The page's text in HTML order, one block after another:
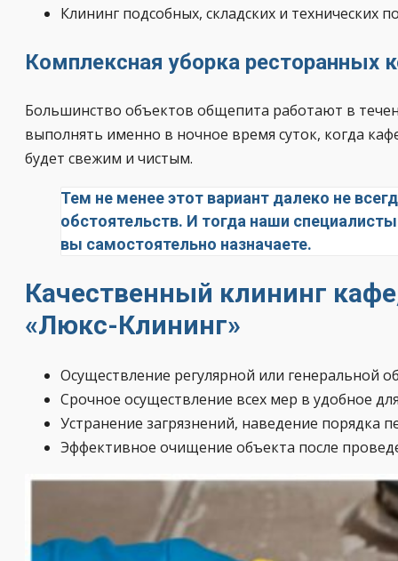
Клининг подсобных, складских и технических
Комплексная уборка ресторанных
Большинство объектов общепита работают в
выполнять именно в ночное время суток, когда
будет свежим и чистым.
Тем не менее этот вариант далеко не
обстоятельств. И тогда наши
вы самостоятельно назначаете.
Качественный клининг
«Люкс-Клининг»
Осуществление регулярной или генеральной
Срочное осуществление всех мер в удобное
Устранение загрязнений, наведение порядка
Эффективное очищение объекта после